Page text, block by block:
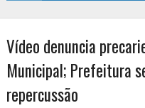
Vídeo denuncia
Municipal; Prefeitura
repercussão